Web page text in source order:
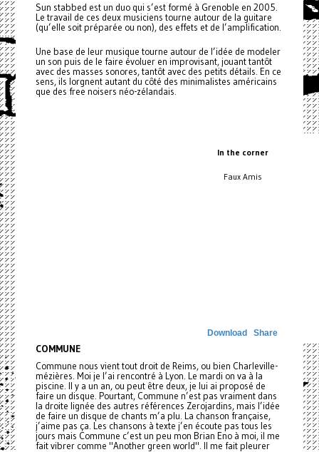
Sun stabbed est un duo qui s’est formé à Grenoble en 2005.
Le travail de ces deux musiciens tourne autour de la guitare
(qu’elle soit préparée ou non), des effets et de l’amplification.
Une base de leur musique tourne autour de l’idée de modeler
un son puis de le faire évoluer en improvisant, jouant tantôt
avec des masses sonores, tantôt avec des petits détails. En ce
sens, ils lorgnent autant du côté des minimalistes américains
que des free noisers néo-zélandais.
In the corner
Faux Amis
Download Share
COMMUNE
Commune nous vient tout droit de Reims, ou bien Charleville-
mézières. Moi je l’ai rencontré à Lyon. Le mardi on va à la
piscine. Il y a un an, ou peut être deux, je lui ai proposé de
faire un disque. Pourtant, Commune n’est pas vraiment dans
la droite lignée des autres références Zerojardins, mais l’idée
de faire un disque de chants m’a plu. La chanson française,
j’aime pas ça. Les chansons à texte j’en écoute pas tous les
jours mais Commune c’est un peu mon Brian Eno à moi, il me
fait vibrer comme "Another green world". Il me fait pleurer